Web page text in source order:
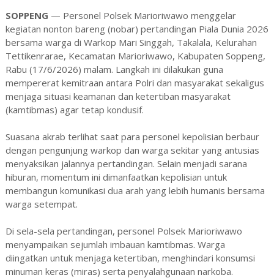
SOPPENG — Personel Polsek Marioriwawo menggelar
kegiatan nonton bareng (nobar) pertandingan Piala Dunia 2026
bersama warga di Warkop Mari Singgah, Takalala, Kelurahan
Tettikenrarae, Kecamatan Marioriwawo, Kabupaten Soppeng,
Rabu (17/6/2026) malam. Langkah ini dilakukan guna
mempererat kemitraan antara Polri dan masyarakat sekaligus
menjaga situasi keamanan dan ketertiban masyarakat
(kamtibmas) agar tetap kondusif.
Suasana akrab terlihat saat para personel kepolisian berbaur
dengan pengunjung warkop dan warga sekitar yang antusias
menyaksikan jalannya pertandingan. Selain menjadi sarana
hiburan, momentum ini dimanfaatkan kepolisian untuk
membangun komunikasi dua arah yang lebih humanis bersama
warga setempat.
Di sela-sela pertandingan, personel Polsek Marioriwawo
menyampaikan sejumlah imbauan kamtibmas. Warga
diingatkan untuk menjaga ketertiban, menghindari konsumsi
minuman keras (miras) serta penyalahgunaan narkoba.